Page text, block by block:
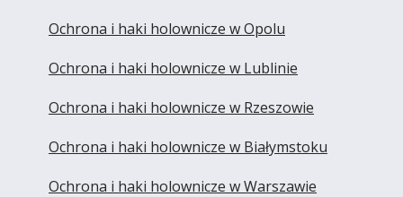
Ochrona i haki holownicze w Opolu
Ochrona i haki holownicze w Lublinie
Ochrona i haki holownicze w Rzeszowie
Ochrona i haki holownicze w Białymstoku
Ochrona i haki holownicze w Warszawie